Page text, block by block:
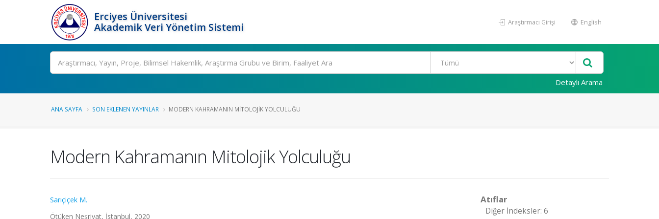
Erciyes Üniversitesi
Akademik Veri Yönetim Sistemi
Araştırmacı Girişi English
Ara
Detaylı Arama
ANA SAYFA SON EKLENEN YAYINLAR MODERN KAHRAMANIN MITOLOJIK YOLCULUĞU
Modern Kahramanın Mitolojik Yolculuğu
Sarıçiçek M.
Ötüken Neşriyat, İstanbul, 2020
Atıflar
Diğer İndeksler: 6